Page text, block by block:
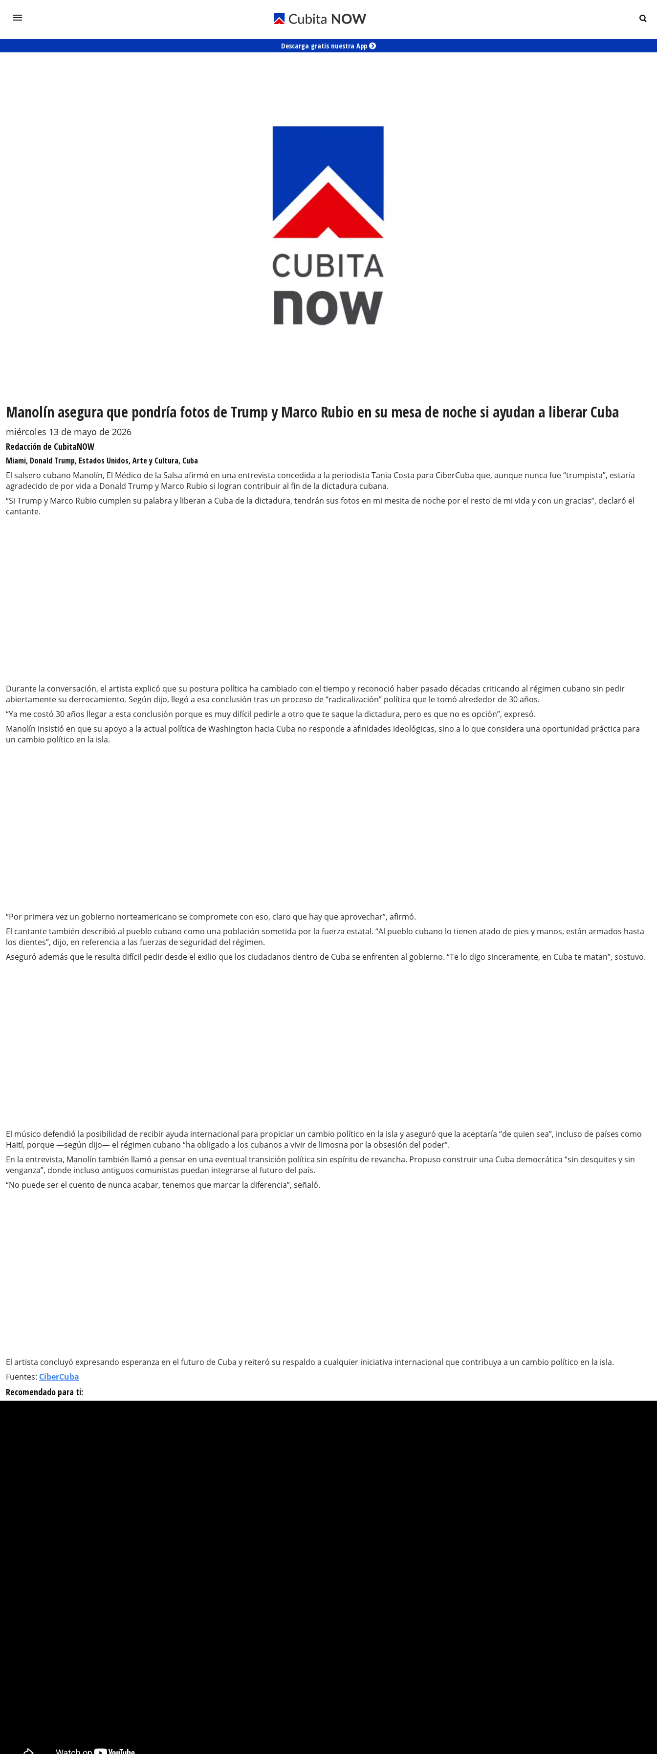
Descarga gratis nuestra App
Manolín asegura que pondría fotos de Trump y Marco Rubio en su mesa de noche si ayudan a liberar Cuba
miércoles 13 de mayo de 2026
Redacción de CubitaNOW
Miami, Donald Trump, Estados Unidos, Arte y Cultura, Cuba
El salsero cubano Manolín, El Médico de la Salsa afirmó en una entrevista concedida a la periodista Tania Costa para CiberCuba que, aunque nunca fue “trumpista”, estaría
agradecido de por vida a Donald Trump y Marco Rubio si logran contribuir al fin de la dictadura cubana.
“Si Trump y Marco Rubio cumplen su palabra y liberan a Cuba de la dictadura, tendrán sus fotos en mi mesita de noche por el resto de mi vida y con un gracias”, declaró el
cantante.
Durante la conversación, el artista explicó que su postura política ha cambiado con el tiempo y reconoció haber pasado décadas criticando al régimen cubano sin pedir
abiertamente su derrocamiento. Según dijo, llegó a esa conclusión tras un proceso de “radicalización” política que le tomó alrededor de 30 años.
“Ya me costó 30 años llegar a esta conclusión porque es muy difícil pedirle a otro que te saque la dictadura, pero es que no es opción”, expresó.
Manolín insistió en que su apoyo a la actual política de Washington hacia Cuba no responde a afinidades ideológicas, sino a lo que considera una oportunidad práctica para
un cambio político en la isla.
“Por primera vez un gobierno norteamericano se compromete con eso, claro que hay que aprovechar”, afirmó.
El cantante también describió al pueblo cubano como una población sometida por la fuerza estatal. “Al pueblo cubano lo tienen atado de pies y manos, están armados hasta
los dientes”, dijo, en referencia a las fuerzas de seguridad del régimen.
Aseguró además que le resulta difícil pedir desde el exilio que los ciudadanos dentro de Cuba se enfrenten al gobierno. “Te lo digo sinceramente, en Cuba te matan”, sostuvo.
El músico defendió la posibilidad de recibir ayuda internacional para propiciar un cambio político en la isla y aseguró que la aceptaría “de quien sea”, incluso de países como
Haití, porque —según dijo— el régimen cubano “ha obligado a los cubanos a vivir de limosna por la obsesión del poder”.
En la entrevista, Manolín también llamó a pensar en una eventual transición política sin espíritu de revancha. Propuso construir una Cuba democrática “sin desquites y sin
venganza”, donde incluso antiguos comunistas puedan integrarse al futuro del país.
“No puede ser el cuento de nunca acabar, tenemos que marcar la diferencia”, señaló.
El artista concluyó expresando esperanza en el futuro de Cuba y reiteró su respaldo a cualquier iniciativa internacional que contribuya a un cambio político en la isla.
Fuentes: CiberCuba
Recomendado para ti: